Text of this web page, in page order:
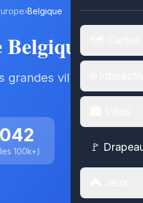
🚩
›Belgique
villes de
100k+)